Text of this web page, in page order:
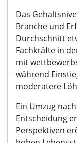
Das
Branche und
Durchschnitt
Fachkräfte in
mit
während
moderatere
Ein Umzug
Entscheidung
Perspektiven